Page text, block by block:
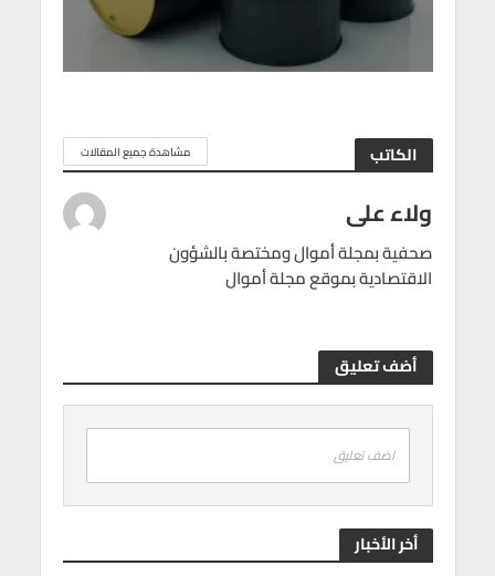
الكاتب مشاهدة جميع المقالات
ولاء على
صحفية بمجلة أموال ومختصة بالشؤون
الاقتصادية بموقع مجلة أموال
أضف تعليق
اضف تعليق
أخر الأخبار